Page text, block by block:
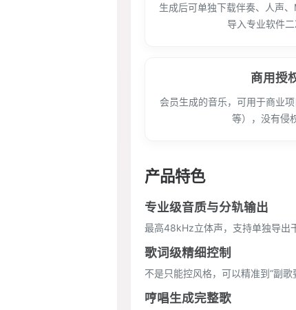
生成后可单独下载伴奏、人声
导入专业软件
商用授
会员生成的音乐，可用于商业
等），没有侵
产品特色
专业级音质与分轨输出
最高48kHz立体声，支持单独导出
歌词级精细控制
不是只能控风格，可以精准到“副
哼唱生成完整歌